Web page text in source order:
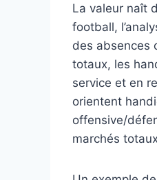
La valeur naît
football,
des absences
totaux, les
service et en
orientent
offensive/
marchés